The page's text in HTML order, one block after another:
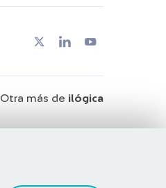
Otra más de ilógica